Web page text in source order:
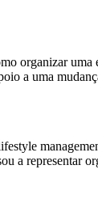
organizar
a uma
a